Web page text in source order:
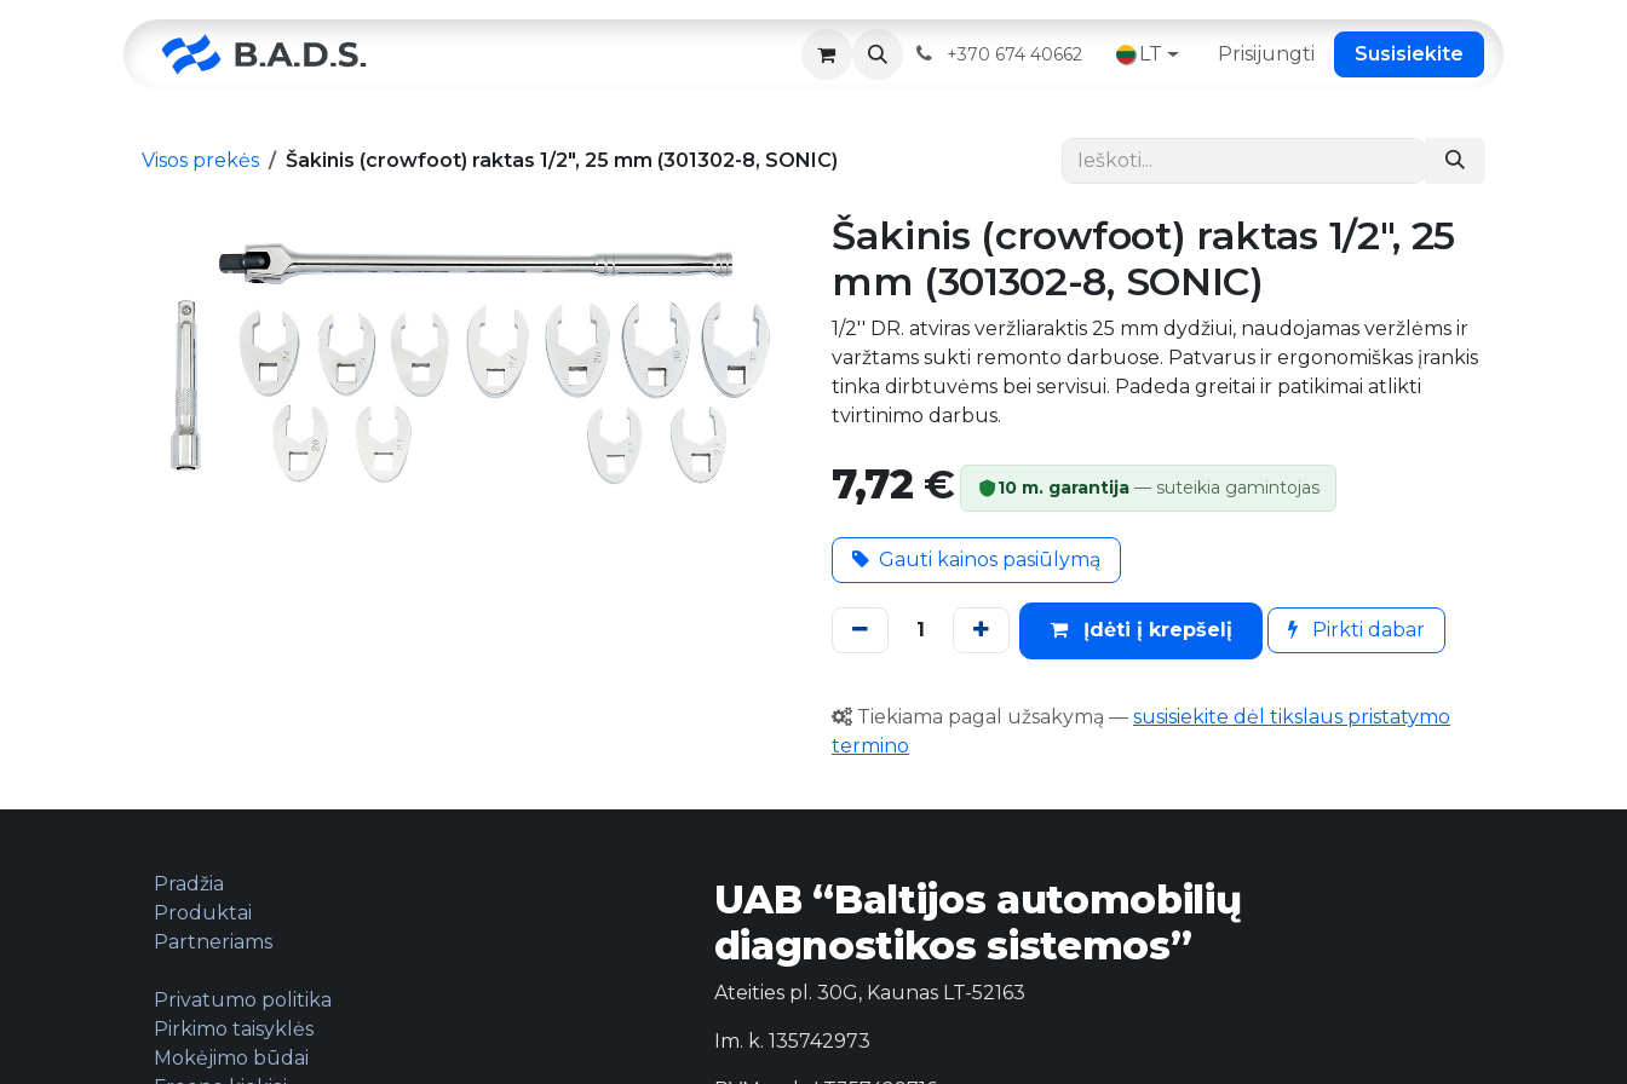
Servisas Kontaktai
+370 674 40662 LT Prisijungti Susisiekite
Visos prekės Šakinis (crowfoot) raktas 1/2″, 25 mm (301302-8, SONIC)
Šakinis (crowfoot) raktas 1/2″, 25
mm (301302-8, SONIC)
1/2'' DR. atviras veržliaraktis 25 mm dydžiui, naudojamas veržlėms ir
varžtams sukti remonto darbuose. Patvarus ir ergonomiškas įrankis
tinka dirbtuvėms bei servisui. Padeda greitai ir patikimai atlikti
tvirtinimo darbus.
7,72 € 10 m. garantija — suteikia gamintojas
Gauti kainos pasiūlymą
Įdėti į krepšelį Pirkti dabar
Tiekiama pagal užsakymą — susisiekite dėl tikslaus pristatymo
termino
UAB “Baltijos automobilių
diagnostikos sistemos”
Ateities pl. 30G, Kaunas LT-52163
Im. k. 135742973
Pradžia
Produktai
Partneriams
Privatumo politika
Pirkimo taisyklės
Mokėjimo būdai